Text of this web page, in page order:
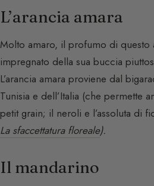
L’arancia amara
Molto amaro, il profumo di questo
impregnato della sua buccia
L’arancia amara proviene dal
Tunisia e dell’Italia (che permette
petit grain; il neroli e l’assoluta di
La sfaccettatura floreale).
Il mandarino